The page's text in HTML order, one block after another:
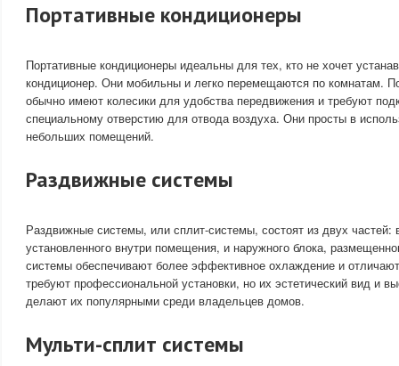
Портативные кондиционеры
Портативные кондиционеры идеальны для тех, кто не хочет
кондиционер. Они мобильны и легко перемещаются по комнатам.
обычно имеют колесики для удобства передвижения и требуют
специальному отверстию для отвода воздуха. Они просты в
небольших помещений.
Раздвижные системы
Раздвижные системы, или сплит-системы, состоят из двух частей:
установленного внутри помещения, и наружного блока,
системы обеспечивают более эффективное охлаждение и
требуют профессиональной установки, но их эстетический вид и
делают их популярными среди владельцев домов.
Мульти-сплит системы